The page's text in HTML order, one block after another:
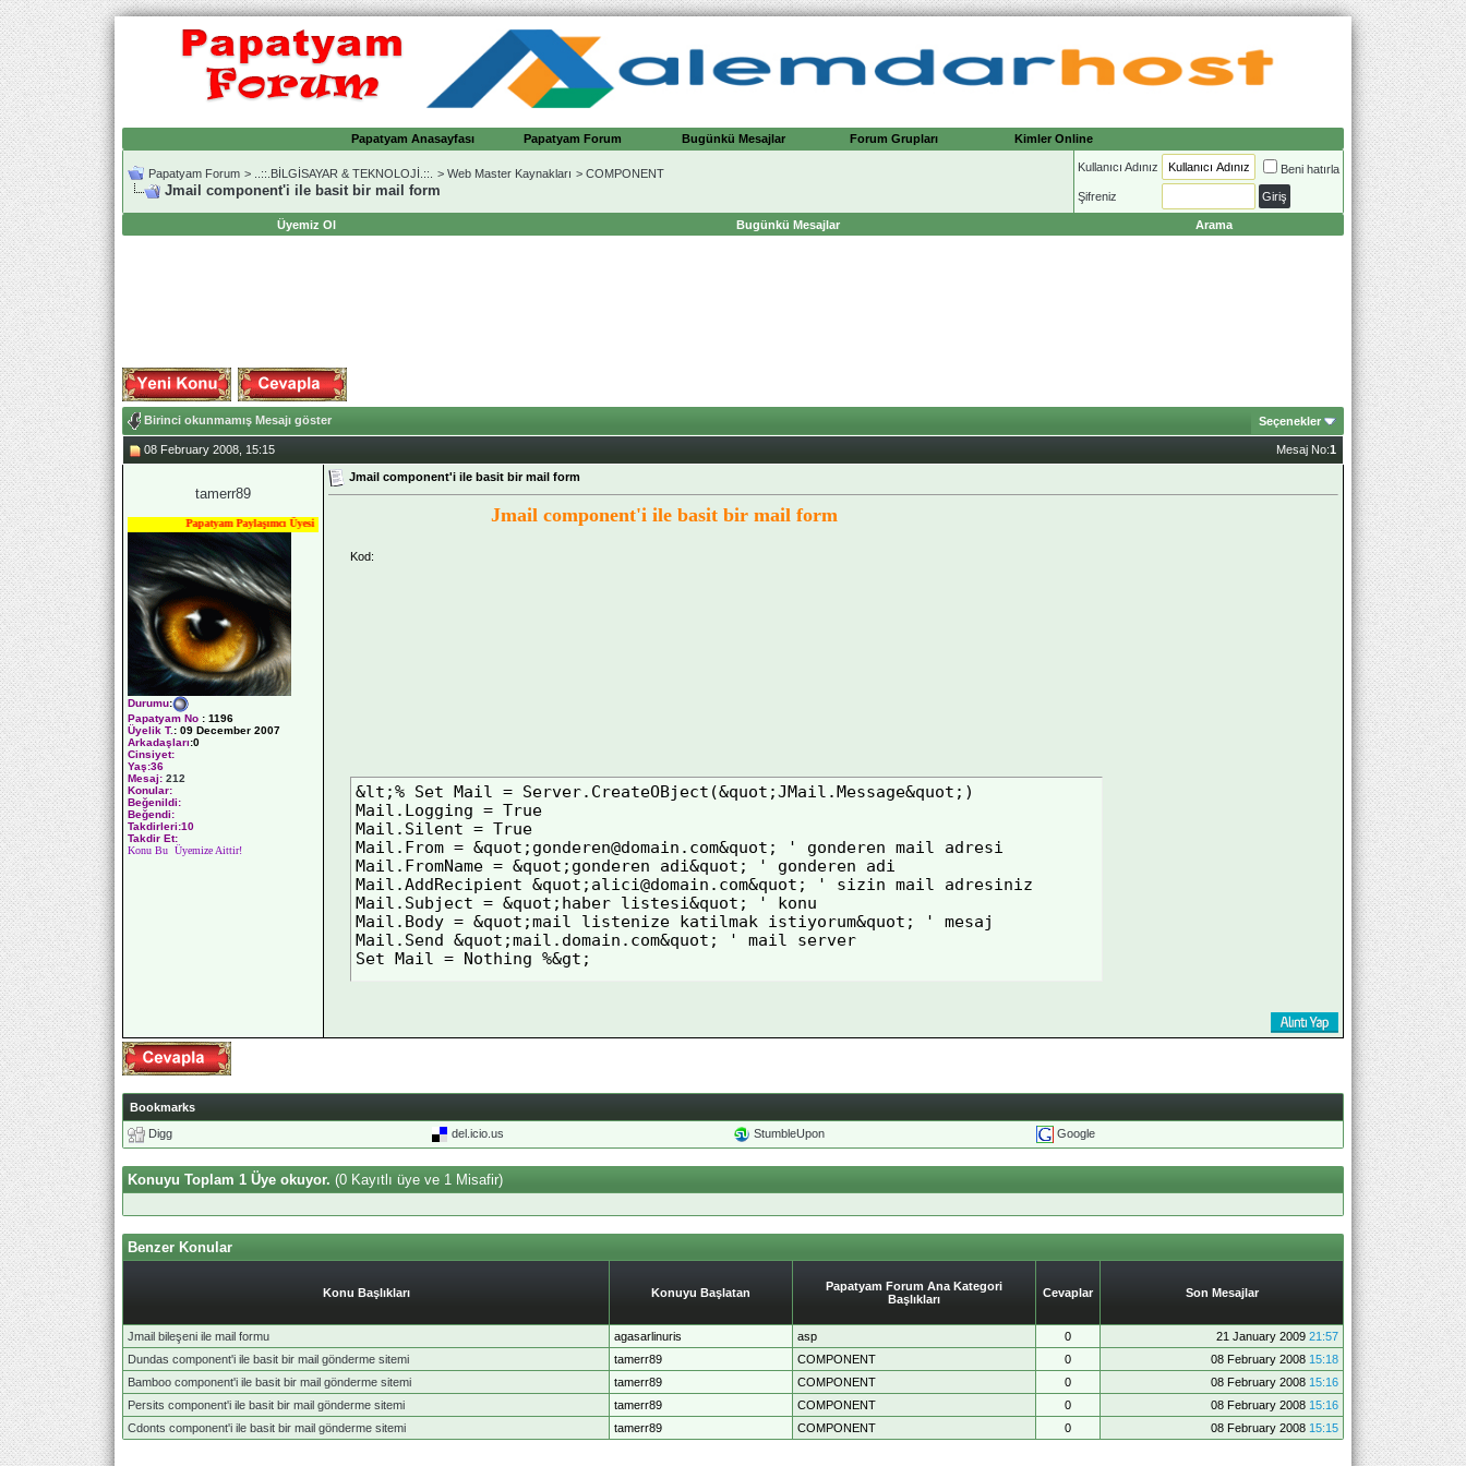
Papatyam Anasayfası Papatyam Forum Bugünkü Mesajlar Forum Grupları Kimler Online
Papatyam Forum > ..::.BİLGİSAYAR & TEKNOLOJİ.::. > Web Master Kaynakları > COMPONENT
Jmail component'i ile basit bir mail form
Kullanıcı Adınız Beni hatırla
Şifreniz
Üyemiz Ol Bugünkü Mesajlar Arama
Birinci okunmamış Mesajı göster Seçenekler
08 February 2008, 15:15 Mesaj No:1
tamerr89
Papatyam Paylaşımcı Üyesi
Durumu:
Papatyam No : 1196
Üyelik T.: 09 December 2007
Arkadaşları:0
Cinsiyet:
Yaş:36
Mesaj: 212
Konular:
Beğenildi:
Beğendi:
Takdirleri:10
Takdir Et:
Konu Bu Üyemize Aittir!
Jmail component'i ile basit bir mail form
Jmail component'i ile basit bir mail form
Kod:
&lt;% Set Mail = Server.CreateOBject(&quot;JMail.Message&quot;)
Mail.Logging = True
Mail.Silent = True
Mail.From = &quot; gonderen@domain.com&quot; ' gonderen mail adresi
Mail.FromName = &quot;gonderen adi&quot; ' gonderen adi
Mail.AddRecipient &quot; alici@domain.com&quot; ' sizin mail adresiniz
Mail.Subject = &quot;haber listesi&quot; ' konu
Mail.Body = &quot;mail listenize katilmak istiyorum&quot; ' mesaj
Mail.Send &quot;mail.domain.com&quot; ' mail server
Set Mail = Nothing %&gt;
Bookmarks
Digg
del.icio.us StumbleUpon Google
Konuyu Toplam 1 Üye okuyor. (0 Kayıtlı üye ve 1 Misafir)
Benzer Konular
Konu Başlıkları Konuyu Başlatan
Papatyam Forum Ana Kategori
Başlıkları
Cevaplar Son Mesajlar
Jmail bileşeni ile mail formu agasarlinuris asp 0 21 January 2009 21:57
Dundas component'i ile basit bir mail gönderme sitemi
tamerr89 COMPONENT 0 08 February 2008 15:18
Bamboo component'i ile basit bir mail gönderme sitemi
tamerr89 COMPONENT 0 08 February 2008 15:16
Persits component'i ile basit bir mail gönderme sitemi
tamerr89 COMPONENT 0 08 February 2008 15:16
Cdonts component'i ile basit bir mail gönderme sitemi
tamerr89 COMPONENT 0 08 February 2008 15:15